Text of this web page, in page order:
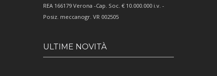
REA 166179 Verona -Cap. Soc. € 10.000.000 i.v. -
Posiz. meccanogr. VR 002505
ULTIME NOVITÀ